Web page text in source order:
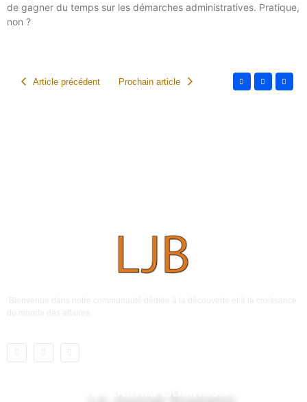
de gagner du temps sur les démarches administratives. Pratique,
non ?
Article précédent Prochain article
Bienvenue dans notre communauté dédiée à la découverte et à la croissance
du monde des affaires.